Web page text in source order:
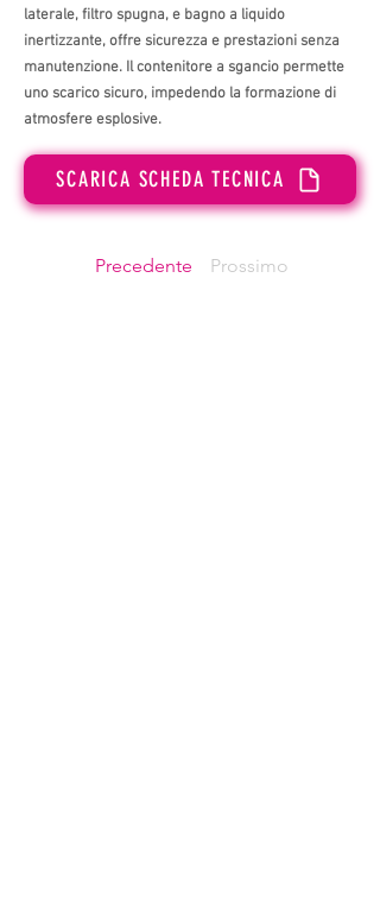
laterale, filtro spugna, e bagno a liquido
inertizzante, offre sicurezza e prestazioni senza
manutenzione. Il contenitore a sgancio permette
uno scarico sicuro, impedendo la formazione di
atmosfere esplosive.
SCARICA SCHEDA TECNICA
Precedente Prossimo